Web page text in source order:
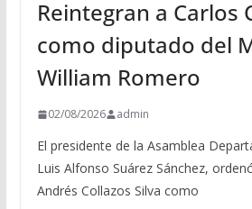
Reintegran a Carlos
como diputado del
William Romero
02/08/2026 admin
El presidente de la Asamblea
Luis Alfonso Suárez Sánchez,
Andrés Collazos Silva como